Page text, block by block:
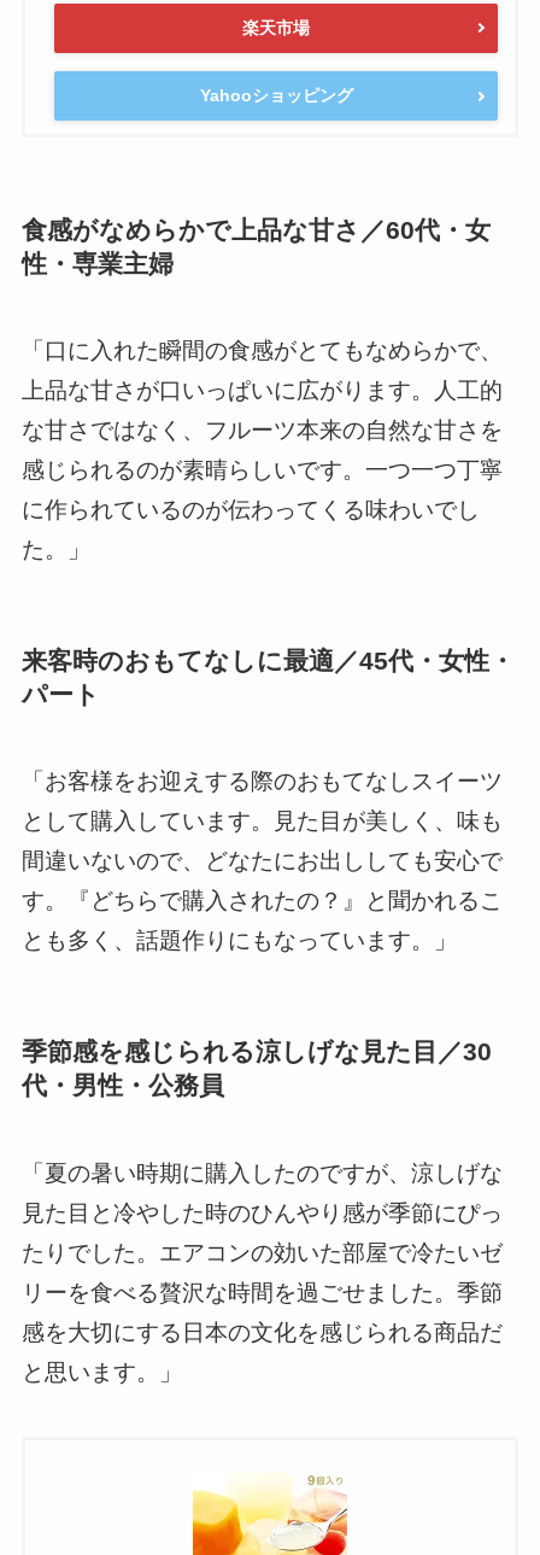
楽天市場
Yahooショッピング
食感がなめらかで上品な甘さ／60代・女
性・専業主婦
「口に入れた瞬間の食感がとてもなめらかで、
上品な甘さが口いっぱいに広がります。人工的
な甘さではなく、フルーツ本来の自然な甘さを
感じられるのが素晴らしいです。一つ一つ丁寧
に作られているのが伝わってくる味わいでし
た。」
来客時のおもてなしに最適／45代・女性・
パート
「お客様をお迎えする際のおもてなしスイーツ
として購入しています。見た目が美しく、味も
間違いないので、どなたにお出ししても安心で
す。『どちらで購入されたの？』と聞かれるこ
とも多く、話題作りにもなっています。」
季節感を感じられる涼しげな見た目／30
代・男性・公務員
「夏の暑い時期に購入したのですが、涼しげな
見た目と冷やした時のひんやり感が季節にぴっ
たりでした。エアコンの効いた部屋で冷たいゼ
リーを食べる贅沢な時間を過ごせました。季節
感を大切にする日本の文化を感じられる商品だ
と思います。」